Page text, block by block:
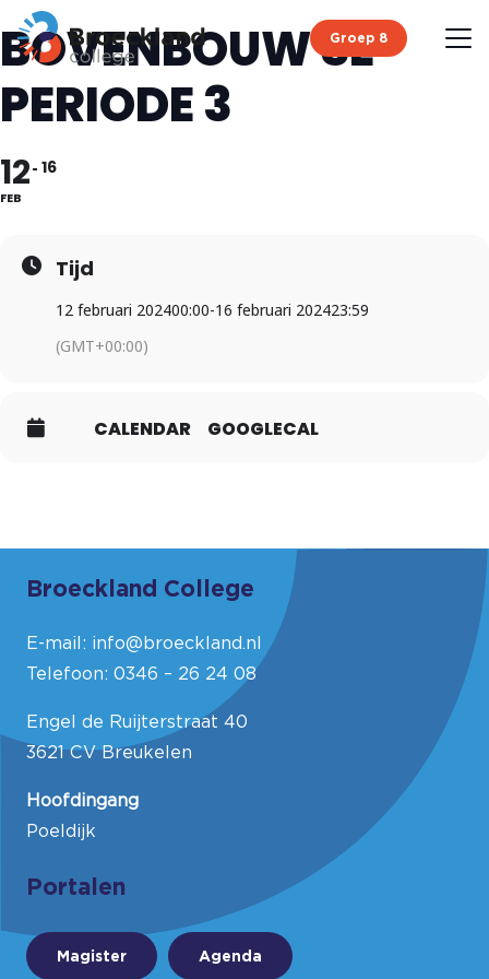
Groep 8
BOVENBOUW SE
PERIODE 3
12
FEB
16
Tijd
12 februari 202400:00-16 februari 202423:59
(GMT+00:00)
CALENDAR GOOGLECAL
Broeckland College
E-mail: info@broeckland.nl
Telefoon: 0346 – 26 24 08
Engel de Ruijterstraat 40
3621 CV Breukelen
Hoofdingang
Poeldijk
Portalen
Magister Agenda